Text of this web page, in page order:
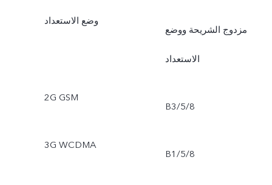
وضع الاستعداد
مزدوج الشريحة ووضع
الاستعداد
2G GSM
B3/5/8
3G WCDMA
B1/5/8